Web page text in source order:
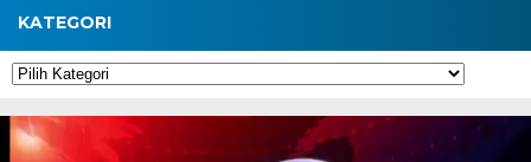
KATEGORI
Kategori
Pemutar
Video